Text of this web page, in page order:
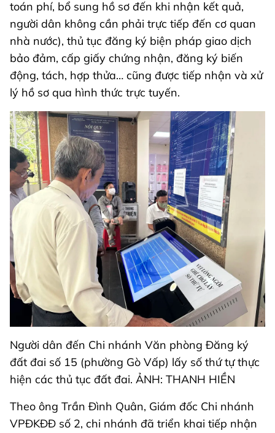
toán phí, bổ sung hồ sơ đến khi nhận kết quả,
người dân không cần phải trực tiếp đến cơ quan
nhà nước), thủ tục đăng ký biện pháp giao dịch
bảo đảm, cấp giấy chứng nhận, đăng ký biến
động, tách, hợp thửa… cũng được tiếp nhận và xử
lý hồ sơ qua hình thức trực tuyến.
Người dân đến Chi nhánh Văn phòng Đăng ký
đất đai số 15 (phường Gò Vấp) lấy số thứ tự thực
hiện các thủ tục đất đai. ẢNH: THANH HIỀN
Theo ông Trần Đình Quân, Giám đốc Chi nhánh
VPĐKĐĐ số 2, chi nhánh đã triển khai tiếp nhận